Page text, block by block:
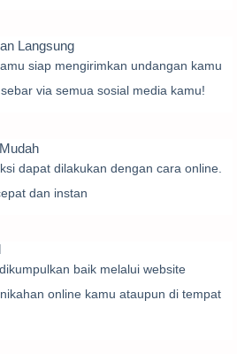
Langsung
siap mengirimkan undangan kamu
via semua sosial media kamu!
dapat dilakukan dengan cara online.
dan instan
baik melalui website
online kamu ataupun di tempat